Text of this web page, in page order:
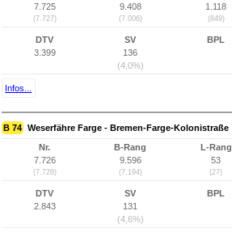
7.725
(7.727)
9.408
(7.006)
1.118
(849)
DTV
3.399
SV
136
(4,0%)
BPL
Infos...
B 74 Weserfähre Farge - Bremen-Farge-Kolonistraße
Nr.
7.726
(7.728)
B-Rang
9.596
(7.194)
L-Rang
53
(27)
DTV
2.843
SV
131
(4,6%)
BPL